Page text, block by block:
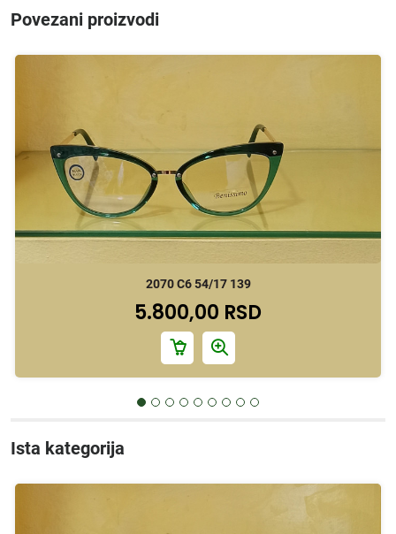
Povezani proizvodi
2070 C6 54/17 139
5.800,00 RSD
Ista kategorija